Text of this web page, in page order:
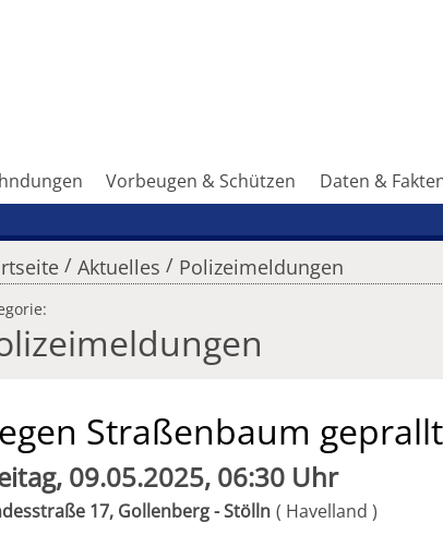
Vorbeugen & Schützen Daten &
/ Aktuelles / Polizeimeldungen
Straßenbaum geprallt
09.05.2025, 06:30 Uhr
17, Gollenberg - Stölln Havelland